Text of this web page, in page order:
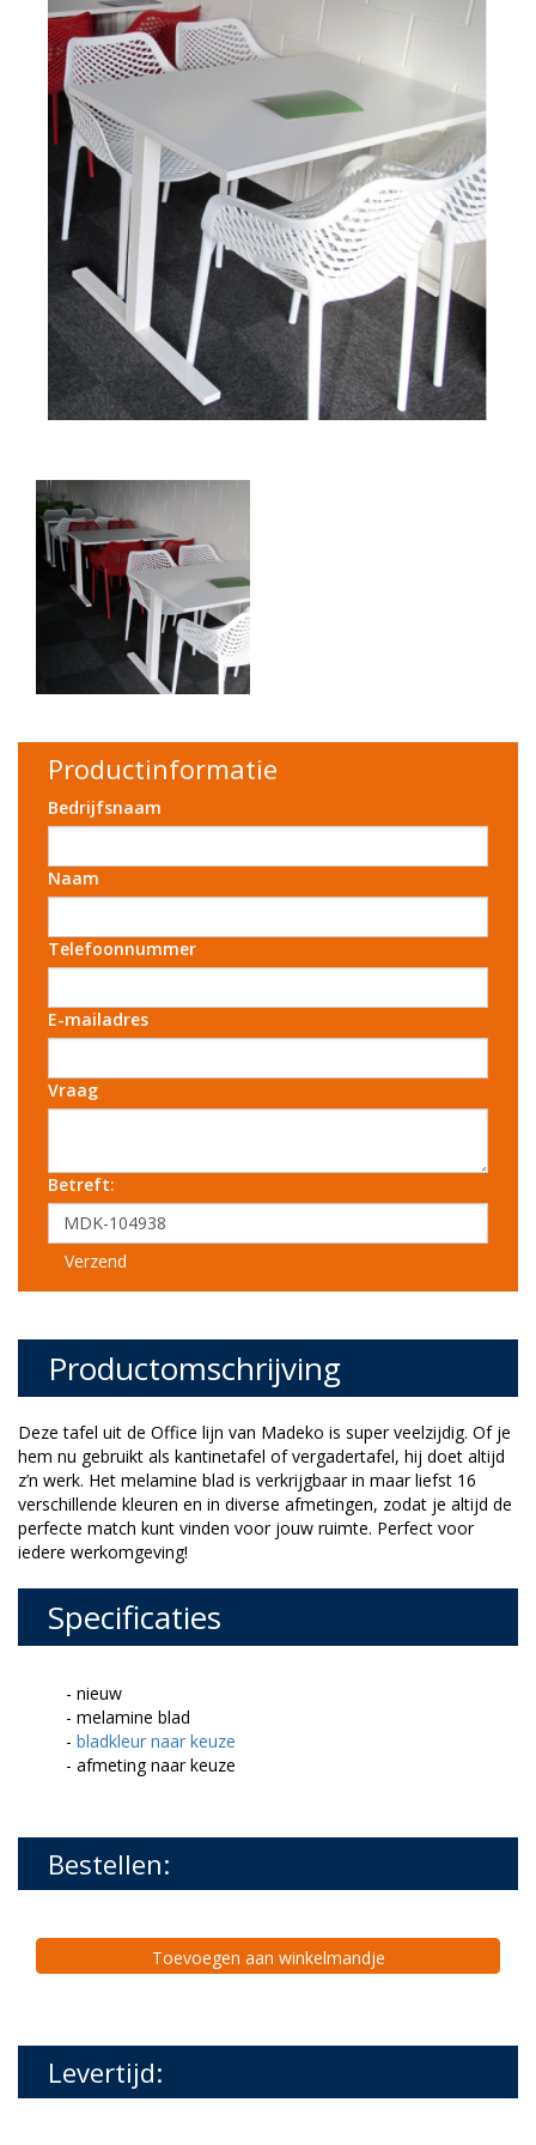
Productinformatie
Bedrijfsnaam
Naam
Telefoonnummer
E-mailadres
Vraag
Betreft:
Verzend
Productomschrijving
Deze tafel uit de Office lijn van Madeko is super veelzijdig. Of je
hem nu gebruikt als kantinetafel of vergadertafel, hij doet altijd
z’n werk. Het melamine blad is verkrijgbaar in maar liefst 16
verschillende kleuren en in diverse afmetingen, zodat je altijd de
perfecte match kunt vinden voor jouw ruimte. Perfect voor
iedere werkomgeving!
Specificaties
- nieuw
- melamine blad
- bladkleur naar keuze
- afmeting naar keuze
Bestellen:
Toevoegen aan winkelmandje
Levertijd: